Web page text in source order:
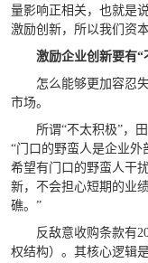
量影响正相关，也就是
激励创新，所以我们资
激励企业创新要有
怎么能够更加容忍
市场。
所谓“不太积极”，
“门口的野蛮人是企业
希望有门口的野蛮人干
新，不会担心短期的业
礁。”
反敌意收购条款有
权结构）。其核心逻辑